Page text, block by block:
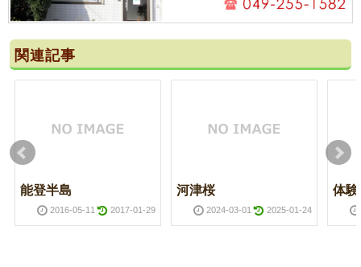
関連記事
能登半島
2016-05-11 2017-01-29
河津桜
2024-03-01 2025-01-24
体